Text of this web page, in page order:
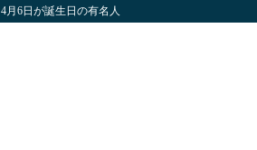
4月6日が誕生日の有名人